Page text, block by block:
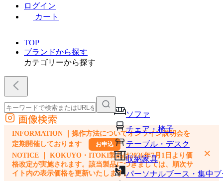
ログイン
カート
TOP
ブランドから探す
カテゴリーから探す
ソファ
チェア・椅子
テーブル・デスク
収納家具
パーソナルブース・集中
外部サイトの商品をカートに追加
他のサイトで見つけた商品ページのURLを貼り付けて、カートに追加できます
画像検索
INFORMATION ｜操作方法についてオンライン説明会を
定期開催しております
お申込
NOTICE ｜ KOKUYO・ITOKI製品は2026年7月1日より価
格改定が実施されます。該当製品につきましては、順次サ
イト内の表示価格を更新いたします。
×